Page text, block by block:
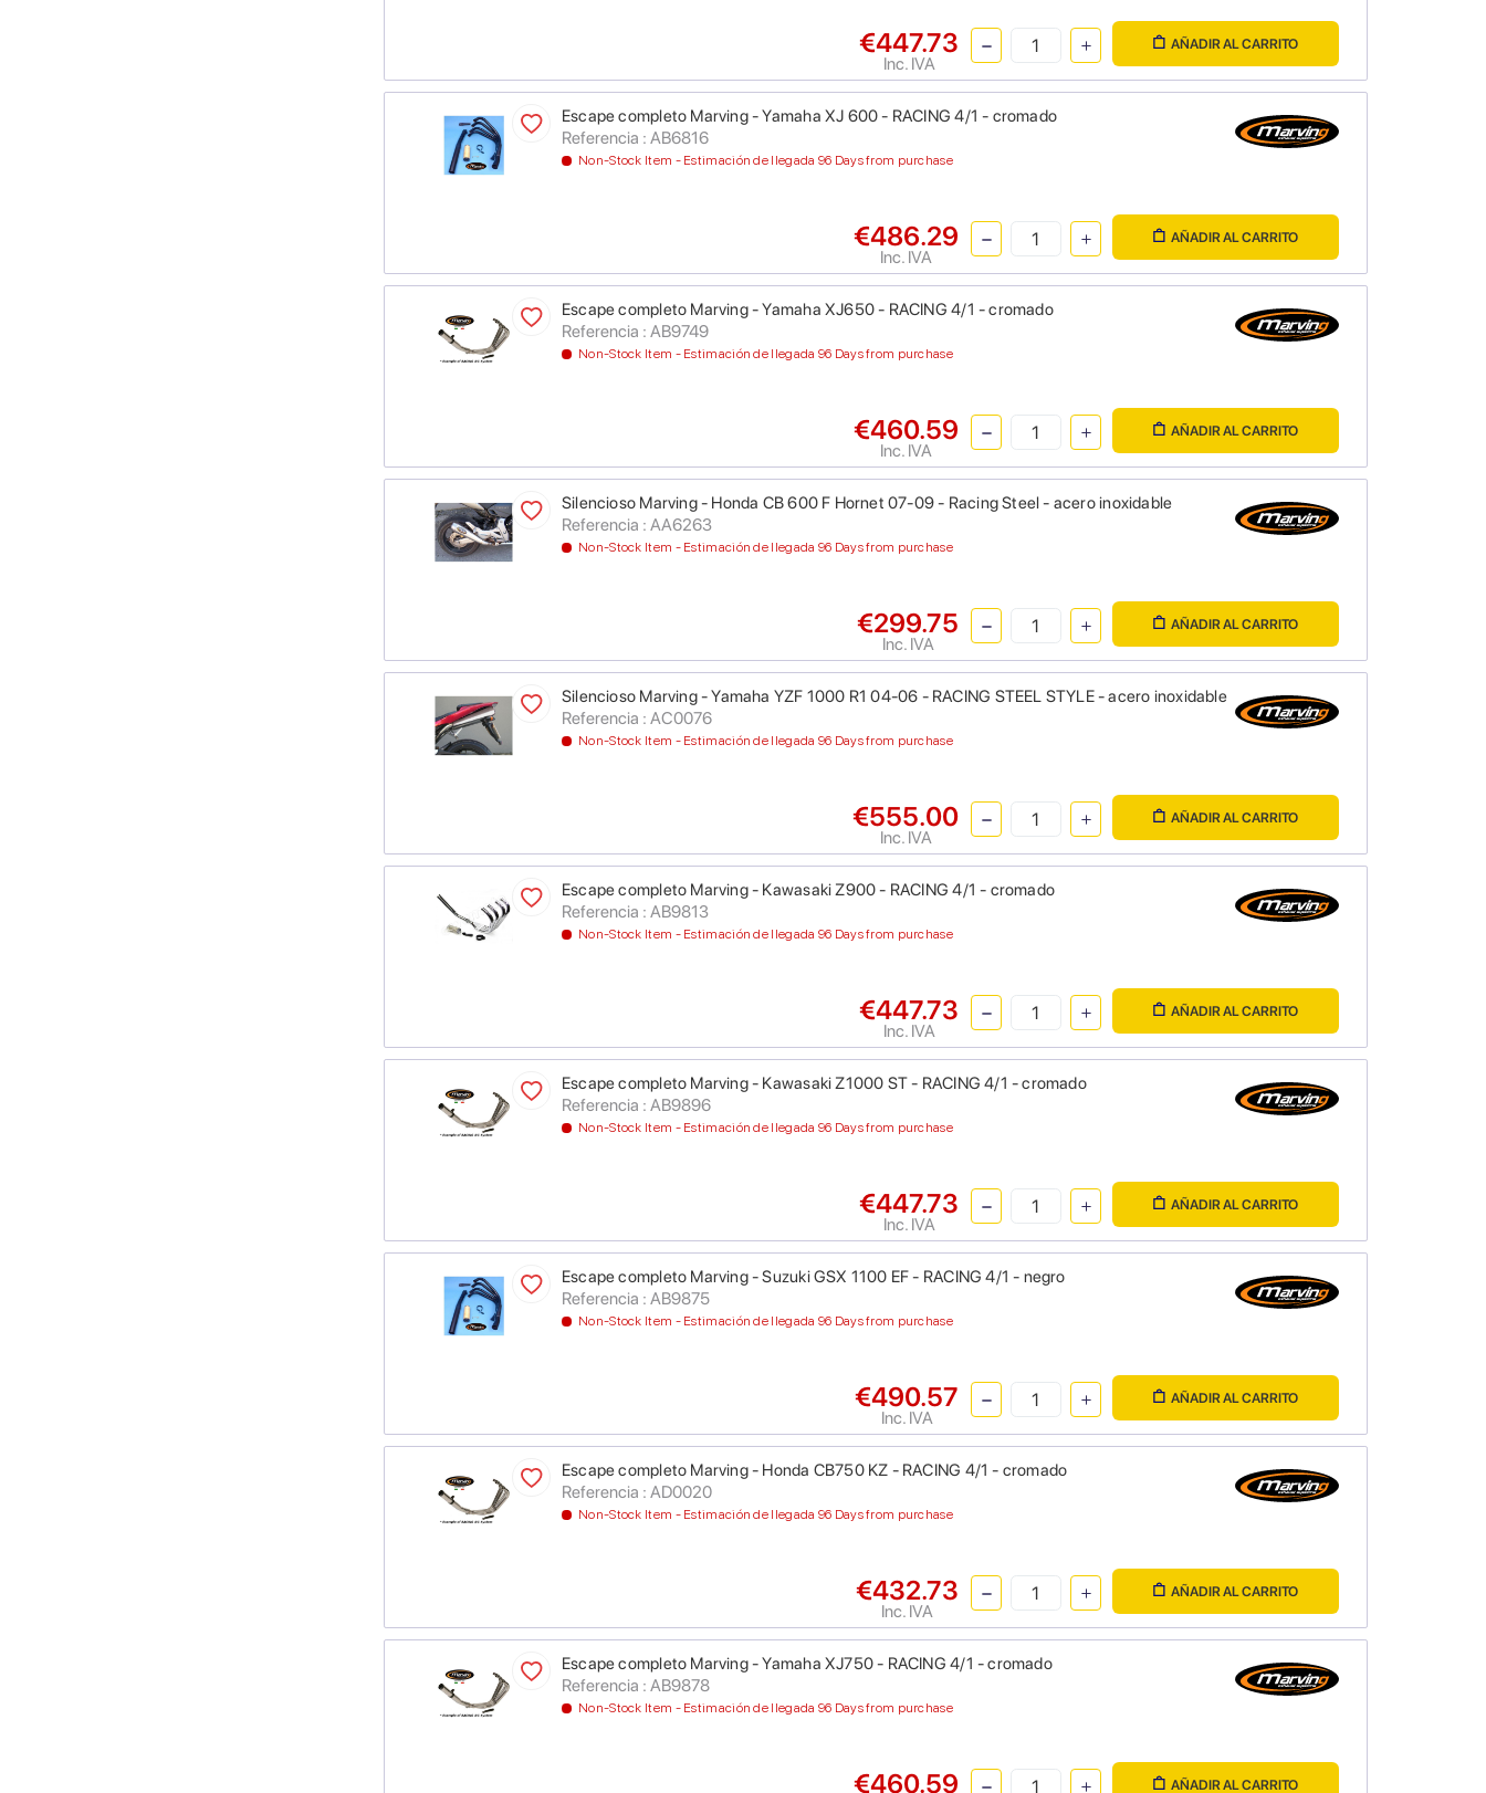
€447.73
Inc. IVA
AÑADIR AL CARRITO
Escape completo Marving - Yamaha XJ 600 - RACING 4/1 - cromado
Referencia : AB6816
Non-Stock Item - Estimación de llegada 96 Days from purchase
€486.29
Inc. IVA
AÑADIR AL CARRITO
Escape completo Marving - Yamaha XJ650 - RACING 4/1 - cromado
Referencia : AB9749
Non-Stock Item - Estimación de llegada 96 Days from purchase
€460.59
Inc. IVA
AÑADIR AL CARRITO
Silencioso Marving - Honda CB 600 F Hornet 07-09 - Racing Steel - acero inoxidable
Referencia : AA6263
Non-Stock Item - Estimación de llegada 96 Days from purchase
€299.75
Inc. IVA
AÑADIR AL CARRITO
Silencioso Marving - Yamaha YZF 1000 R1 04-06 - RACING STEEL STYLE - acero inoxidable
Referencia : AC0076
Non-Stock Item - Estimación de llegada 96 Days from purchase
€555.00
Inc. IVA
AÑADIR AL CARRITO
Escape completo Marving - Kawasaki Z900 - RACING 4/1 - cromado
Referencia : AB9813
Non-Stock Item - Estimación de llegada 96 Days from purchase
€447.73
Inc. IVA
AÑADIR AL CARRITO
Escape completo Marving - Kawasaki Z1000 ST - RACING 4/1 - cromado
Referencia : AB9896
Non-Stock Item - Estimación de llegada 96 Days from purchase
€447.73
Inc. IVA
AÑADIR AL CARRITO
Escape completo Marving - Suzuki GSX 1100 EF - RACING 4/1 - negro
Referencia : AB9875
Non-Stock Item - Estimación de llegada 96 Days from purchase
€490.57
Inc. IVA
AÑADIR AL CARRITO
Escape completo Marving - Honda CB750 KZ - RACING 4/1 - cromado
Referencia : AD0020
Non-Stock Item - Estimación de llegada 96 Days from purchase
€432.73
Inc. IVA
AÑADIR AL CARRITO
Escape completo Marving - Yamaha XJ750 - RACING 4/1 - cromado
Referencia : AB9878
Non-Stock Item - Estimación de llegada 96 Days from purchase
€460.59 AÑADIR AL CARRITO